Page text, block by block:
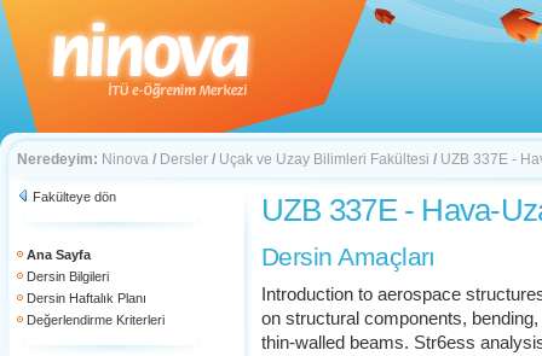
Neredeyim: Ninova / Dersler / Uçak ve Uzay Bilimleri Fakültesi / UZB 337E -
Fakülteye dön
Ana Sayfa
Dersin Bilgileri
Dersin Haftalık Planı
Değerlendirme Kriterleri
UZB 337E - Hava-
Dersin Amaçları
Introduction to aerospace
on structural components,
thin-walled beams. Str6ess